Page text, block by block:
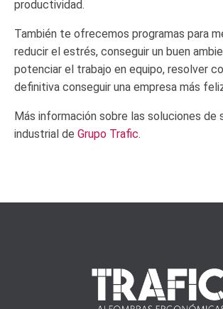
productividad.
También te ofrecemos programas para
reducir el estrés, conseguir un buen
potenciar el trabajo en equipo, resolver
definitiva conseguir una empresa más
Más información sobre las soluciones de
industrial de Grupo Trafic.